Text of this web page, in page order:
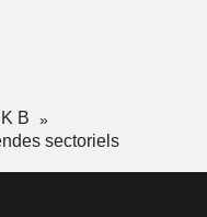
B
sectoriels